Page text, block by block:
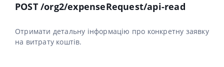
POST /org2/expenseRequest/api-read
Отримати детальну інформацію про конкретну заявку
на витрату коштів.